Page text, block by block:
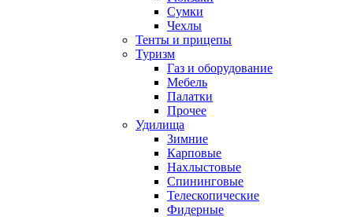
Сумки
Чехлы
Тенты и прицепы
Туризм
Газ и оборудование
Мебель
Палатки
Прочее
Удилища
Зимние
Карповые
Нахлыстовые
Спининговые
Телескопические
Фидерные